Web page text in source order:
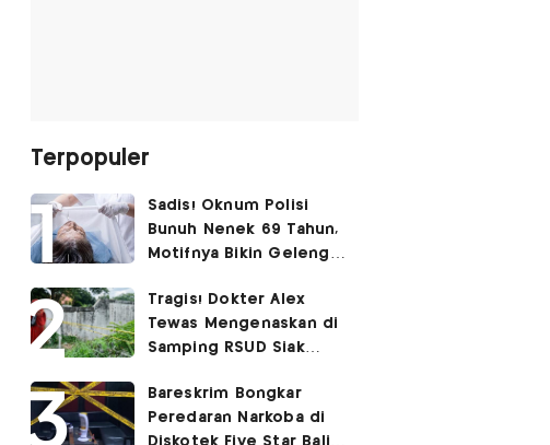
Terpopuler
Sadis! Oknum Polisi
Bunuh Nenek 69 Tahun,
Motifnya Bikin Geleng
Tragis! Dokter Alex
Tewas Mengenaskan di
Samping RSUD Siak
Rocuronium
Bareskrim Bongkar
Peredaran Narkoba di
Diskotek Five Star Bali,